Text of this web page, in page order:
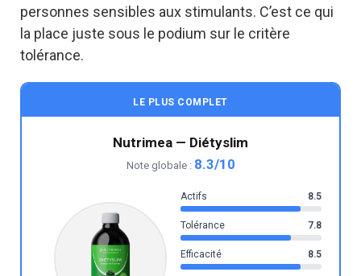
personnes sensibles aux stimulants. C’est ce qui
la place juste sous le podium sur le critère
tolérance.
LE PLUS COMPLET
Nutrimea — Diétyslim
Note globale : 8.3/10
Actifs 8.5
Tolérance 7.8
Efficacité 8.5